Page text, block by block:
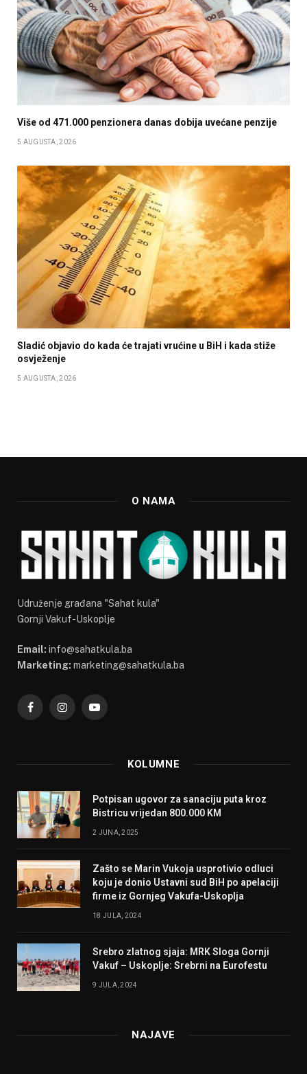
Više od 471.000 penzionera danas dobija uvećane penzije
5 AUGUSTA, 2026
Sladić objavio do kada će trajati vrućine u BiH i kada stiže
osvježenje
5 AUGUSTA, 2026
O NAMA
Udruženje građana "Sahat kula"
Gornji Vakuf-Uskoplje
Email: info@sahatkula.ba
Marketing: marketing@sahatkula.ba
FacebookInstagramYouTube
KOLUMNE
Potpisan ugovor za sanaciju puta kroz
Bistricu vrijedan 800.000 KM
2 JUNA, 2025
Zašto se Marin Vukoja usprotivio odluci
koju je donio Ustavni sud BiH po apelaciji
firme iz Gornjeg Vakufa-Uskoplja
18 JULA, 2024
Srebro zlatnog sjaja: MRK Sloga Gornji
Vakuf – Uskoplje: Srebrni na Eurofestu
9 JULA, 2024
NAJAVE